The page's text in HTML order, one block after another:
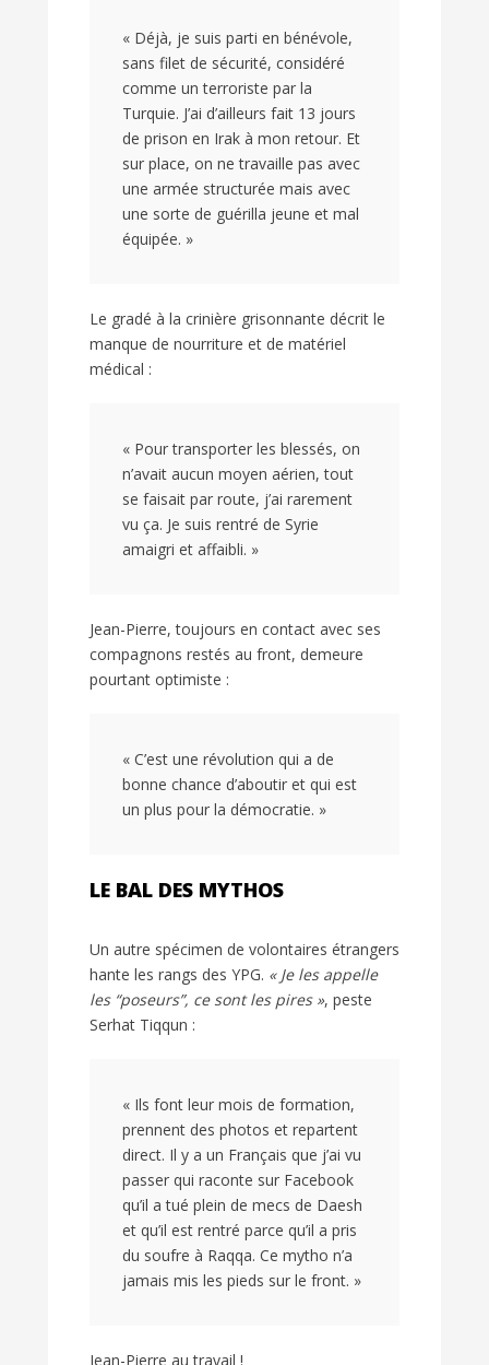
« Déjà, je suis parti en bénévole,
sans filet de sécurité, considéré
comme un terroriste par la
Turquie. J’ai d’ailleurs fait 13 jours
de prison en Irak à mon retour. Et
sur place, on ne travaille pas avec
une armée structurée mais avec
une sorte de guérilla jeune et mal
équipée. »
Le gradé à la crinière grisonnante décrit le
manque de nourriture et de matériel
médical :
« Pour transporter les blessés, on
n’avait aucun moyen aérien, tout
se faisait par route, j’ai rarement
vu ça. Je suis rentré de Syrie
amaigri et affaibli. »
Jean-Pierre, toujours en contact avec ses
compagnons restés au front, demeure
pourtant optimiste :
« C’est une révolution qui a de
bonne chance d’aboutir et qui est
un plus pour la démocratie. »
LE BAL DES MYTHOS
Un autre spécimen de volontaires étrangers
hante les rangs des YPG. « Je les appelle
les “poseurs”, ce sont les pires », peste
Serhat Tiqqun :
« Ils font leur mois de formation,
prennent des photos et repartent
direct. Il y a un Français que j’ai vu
passer qui raconte sur Facebook
qu’il a tué plein de mecs de Daesh
et qu’il est rentré parce qu’il a pris
du soufre à Raqqa. Ce mytho n’a
jamais mis les pieds sur le front. »
Jean-Pierre au travail !